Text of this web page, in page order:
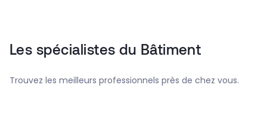
Les spécialistes du Bâtiment
Trouvez les meilleurs professionnels près de chez vous.